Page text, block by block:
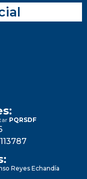
PQRSDF
113787
Reyes Echandía